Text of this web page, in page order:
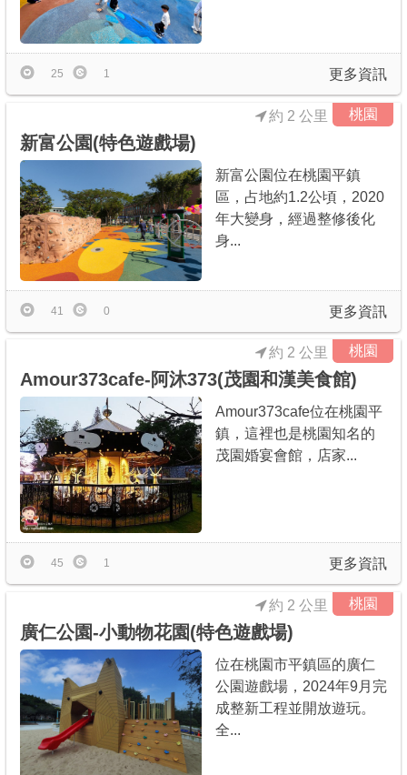
更多資訊
25 1
桃園
新富公園(特色遊戲場)
約 2 公里
新富公園位在桃園平鎮
區，占地約1.2公頃，2020
年大變身，經過整修後化
身...
更多資訊
41 0
桃園
Amour373cafe-阿沐373(茂園和漢美食館)
約 2 公里
Amour373cafe位在桃園平
鎮，這裡也是桃園知名的
茂園婚宴會館，店家...
更多資訊
45 1
桃園
廣仁公園-小動物花園(特色遊戲場)
約 2 公里
位在桃園市平鎮區的廣仁
公園遊戲場，2024年9月完
成整新工程並開放遊玩。
全...